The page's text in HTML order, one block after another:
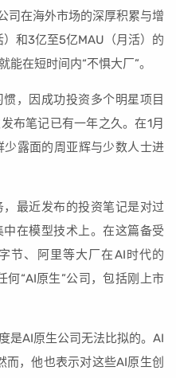
司在海外市场的深厚积累与增
和3亿至5亿MAU（月活）的
在短时间内“不惧大厂”。
，因成功投资多个明星项目
布笔记已有一年之久。在1月
露面的周亚辉与少数人士进
最近发布的投资笔记是对过
在模型技术上。在这篇备受
节、阿里等大厂在AI时代的
何“AI原生”公司，包括刚上市
是AI原生公司无法比拟的。AI
，他也表示对这些AI原生创